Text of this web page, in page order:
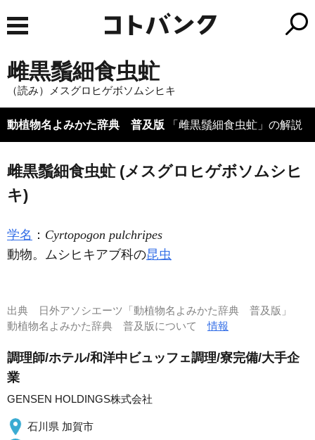
雌黒鬚細食虫虻
（読み）メスグロヒゲボソムシヒキ
動植物名よみかた辞典 普及版 「雌黒鬚細食虫虻」の解説
雌黒鬚細食虫虻 (メスグロヒゲボソムシヒ
キ)
学名 ： Cyrtopogon pulchripes
動物。ムシヒキアブ科の昆虫
出典
日外アソシエーツ「動植物名よみかた辞典 普及版」
動植物名よみかた辞典 普及版について情報
調理師/ホテル/和洋中ビュッフェ調理/寮完備/大手企
業
GENSEN HOLDINGS株式会社
石川県 加賀市